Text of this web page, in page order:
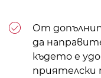
От
да
където е
приятелски